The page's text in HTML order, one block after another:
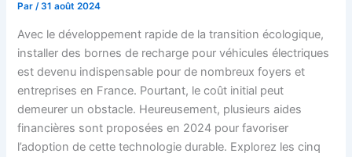
Par/31 août 2024
Avec le développement rapide de la transition écologique,
installer des bornes de recharge pour véhicules électriques
est devenu indispensable pour de nombreux foyers et
entreprises en France. Pourtant, le coût initial peut
demeurer un obstacle. Heureusement, plusieurs aides
financières sont proposées en 2024 pour favoriser
l’adoption de cette technologie durable. Explorez les cinq